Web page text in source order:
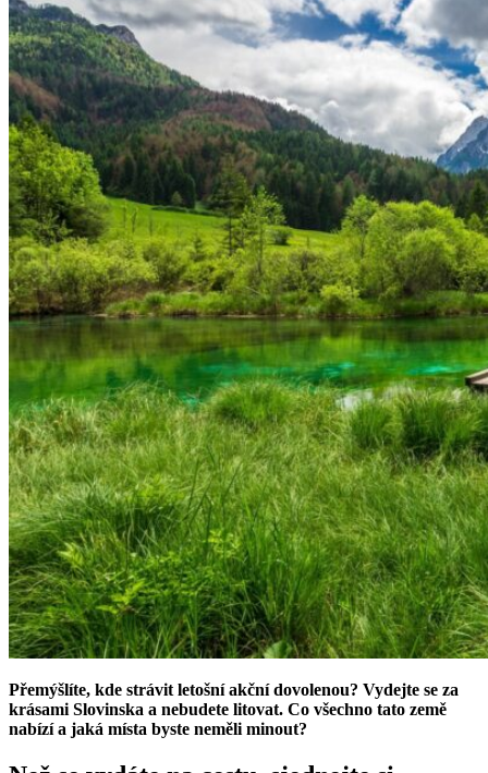
Přemýšlíte, kde strávit letošní akční dovolenou? Vydejte se za
krásami Slovinska a nebudete litovat. Co všechno tato země
nabízí a jaká místa byste neměli minout?